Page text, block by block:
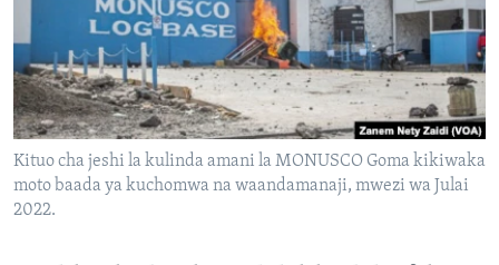
Kituo cha jeshi la kulinda amani la MONUSCO Goma kikiwaka
moto baada ya kuchomwa na waandamanaji, mwezi wa Julai
2022.